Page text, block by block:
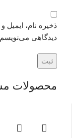
ذخیره نام، ایمیل
دیدگاهی
محصولات